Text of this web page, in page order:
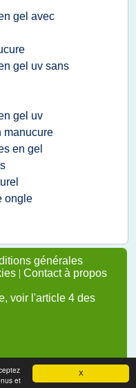
X
et
gel avec
gel uv sans
gel uv
manucure
en gel
ongle
générales
| Contact à propos
voir l'article 4 des